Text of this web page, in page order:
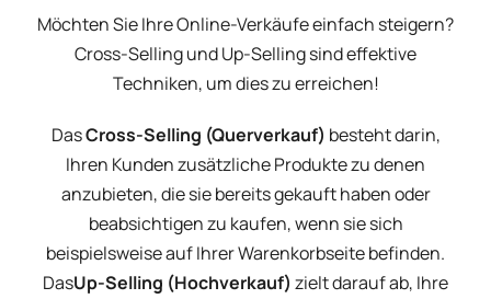
Möchten Sie Ihre Online-Verkäufe einfach steigern?
Cross-Selling und Up-Selling sind effektive
Techniken, um dies zu erreichen!
DasCross-Selling (Querverkauf) besteht darin,
Ihren Kunden zusätzliche Produkte zu denen
anzubieten, die sie bereits gekauft haben oder
beabsichtigen zu kaufen, wenn sie sich
beispielsweise auf Ihrer Warenkorbseite befinden.
DasUp-Selling (Hochverkauf) zielt darauf ab, Ihre